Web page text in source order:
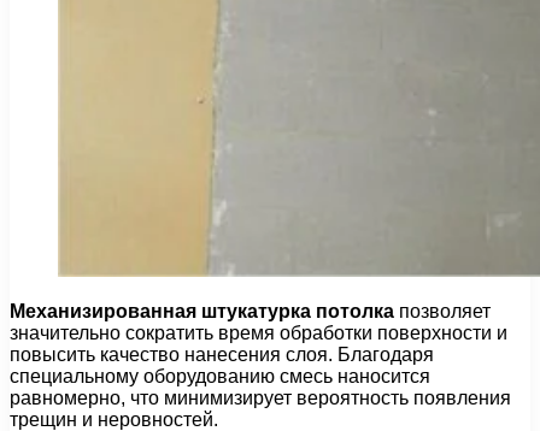
Механизированная штукатурка потолка позволяет
значительно сократить время обработки поверхности и
повысить качество нанесения слоя. Благодаря
специальному оборудованию смесь наносится
равномерно, что минимизирует вероятность появления
трещин и неровностей.